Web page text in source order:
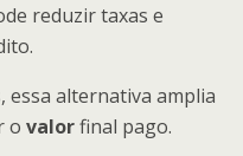
reduzir taxas e
essa alternativa amplia
o valorfinal pago.